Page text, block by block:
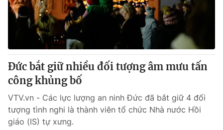
Sản phẩm
Thị trường
Tư vấn
Lịch phát sóng
Chuyên mục khác
Emagazine
Photo Infographic
Đức bắt giữ nhiều đối tượng âm mưu tấn
công khủng bố
VTV.vn - Các lực lượng an ninh Đức đã bắt giữ 4 đối
tượng tình nghi là thành viên tổ chức Nhà nước Hồi
giáo (IS) tự xưng.